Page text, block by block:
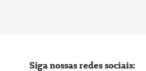
Siga nossas redes sociais: